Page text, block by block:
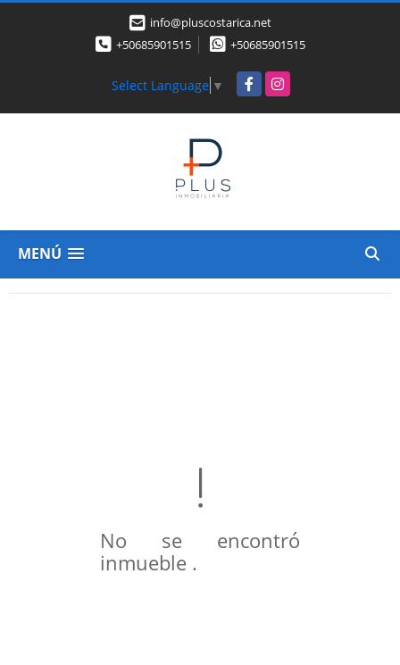
info@pluscostarica.net
+50685901515
+50685901515
Select Language ▼ FacebookInstagram
MENÚ
No se encontró
inmueble .